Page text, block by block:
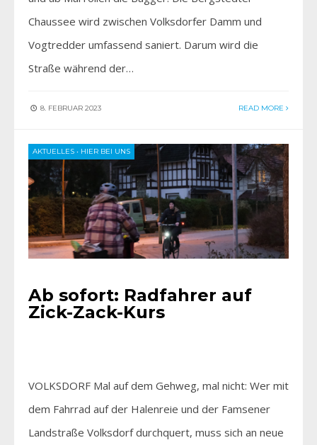
Chaussee wird zwischen Volksdorfer Damm und
Vogtredder umfassend saniert. Darum wird die
Straße während der…
8. FEBRUAR 2023 READ MORE
AKTUELLES • HIER BEI UNS
Ab sofort: Radfahrer auf
Zick-Zack-Kurs
VOLKSDORF Mal auf dem Gehweg, mal nicht: Wer mit
dem Fahrrad auf der Halenreie und der Famsener
Landstraße Volksdorf durchquert, muss sich an neue